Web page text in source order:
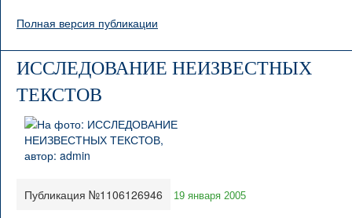
Полная версия публикации
ИССЛЕДОВАНИЕ НЕИЗВЕСТНЫХ
ТЕКСТОВ
Публикация №1106126946 19 января 2005